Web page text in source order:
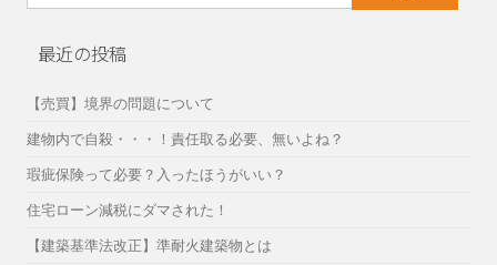
索:
最近の投稿
【売買】境界の問題について
建物内で自殺・・・！責任取る必要、無いよね？
瑕疵保険って必要？入ったほうがいい？
住宅ローン減税にダマされた！
【建築基準法改正】準耐火建築物とは